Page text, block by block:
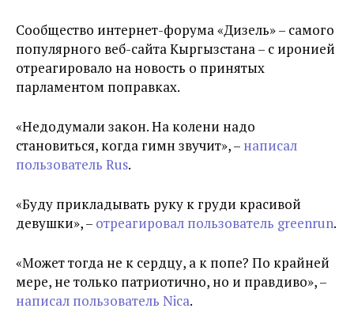
Сообщество интернет-форума «Дизель» – самого
популярного веб-сайта Кыргызстана – с иронией
отреагировало на новость о принятых
парламентом поправках.
«Недодумали закон. На колени надо
становиться, когда гимн звучит», – написал
пользователь Rus.
«Буду прикладывать руку к груди красивой
девушки», – отреагировал пользователь greenrun.
«Может тогда не к сердцу, а к попе? По крайней
мере, не только патриотично, но и правдиво», –
написал пользователь Nica.